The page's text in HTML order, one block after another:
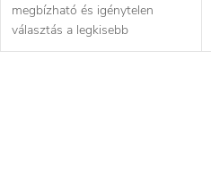
megbízható és igénytelen
választás a legkisebb
versenyzők számára. A nyereg